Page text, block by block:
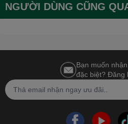
NGƯỜI DÙNG CŨNG
Bạn muốn
đặc biệt? Đăng